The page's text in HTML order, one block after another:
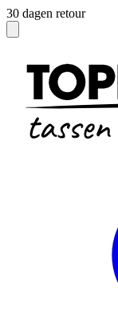
Officieel dealer